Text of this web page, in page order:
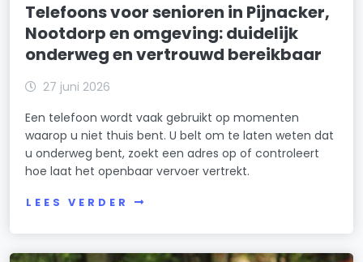
Telefoons voor senioren in Pijnacker,
Nootdorp en omgeving: duidelijk
onderweg en vertrouwd bereikbaar
27 juni 2026
Een telefoon wordt vaak gebruikt op momenten
waarop u niet thuis bent. U belt om te laten weten dat
u onderweg bent, zoekt een adres op of controleert
hoe laat het openbaar vervoer vertrekt.
LEES VERDER